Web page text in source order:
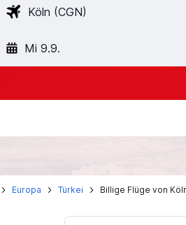
Mi 9.9.
Europa Türkei Billige Flüge von